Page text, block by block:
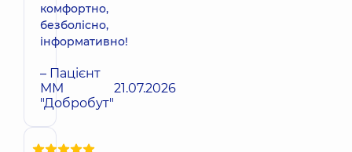
комфортно,
безболісно,
інформативно!
– Пацієнт
ММ
"Добробут"
21.07.2026